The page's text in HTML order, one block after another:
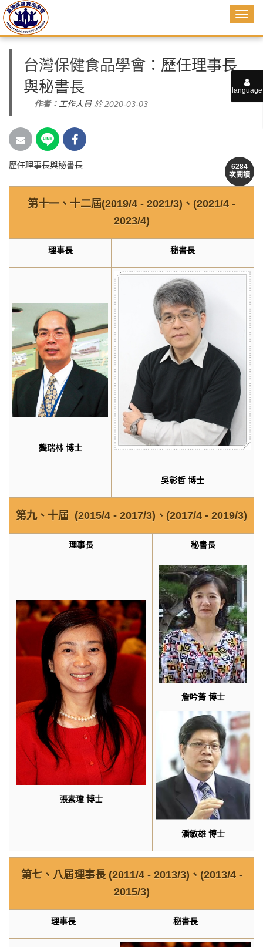
language
台灣保健食品學會 ：歷任理事長
與秘書長
作者： 工作人員 於 2020-03-03
6284
次閱讀
歷任理事長與秘書長
第十一、十二屆(2019/4 - 2021/3)、(2021/4 -
2023/4)
理事長 秘書長
龔瑞林 博士
吳彰哲 博士
第九、十屆 (2015/4 - 2017/3) 、 (2017/4 - 2019/3)
理事長 秘書長
張素瓊 博士
詹吟菁 博士
潘敏雄 博士
第七、八屆理事長(2011/4 - 2013/3) 、 (2013/4 -
2015/3)
理事長 秘書長